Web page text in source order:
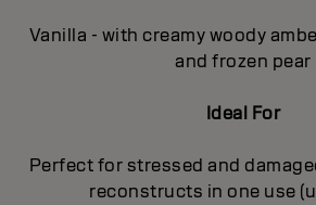
Vanilla - with creamy woody
and frozen pear
Ideal For
Perfect for stressed and
reconstructs in one use